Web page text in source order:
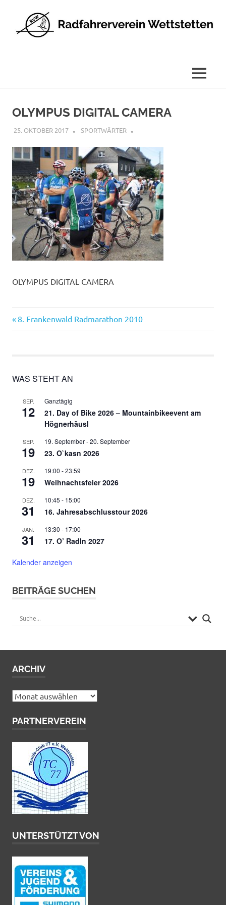
springen
MENÜ
OLYMPUS DIGITAL CAMERA
25. OKTOBER 2017 SPORTWÄRTER
OLYMPUS DIGITAL CAMERA
Beitragsnavigation
Vorheriger
Beitrag:
8. Frankenwald Radmarathon 2010
WAS STEHT AN
SEP.
12
Ganztägig
21. Day of Bike 2026 – Mountainbikeevent am
Högnerhäusl
SEP.
19
19. September-20. September
23. O`kasn 2026
DEZ.
19
19:00 -23:59
Weihnachtsfeier 2026
DEZ.
31
10:45 - 15:00
16. Jahresabschlusstour 2026
JAN.
31
13:30 - 17:00
17. O’ Radln 2027
Kalender anzeigen
BEITRÄGE SUCHEN
ARCHIV
Archiv
PARTNERVEREIN
UNTERSTÜTZT VON